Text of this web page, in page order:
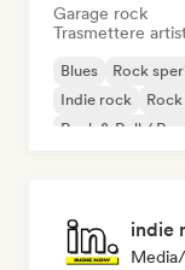
Garage rock
Trasmettere
Blues Rock
Indie rock
Rock & Roll /
indie